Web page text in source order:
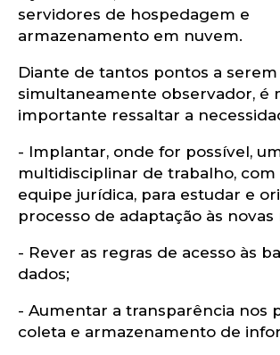
servidores de hospedagem e
armazenamento em nuvem.
Diante de tantos pontos a serem
simultaneamente observador, é
importante ressaltar a
- Implantar, onde for possível,
multidisciplinar de trabalho, com
equipe jurídica, para estudar e
processo de adaptação às novas
- Rever as regras de acesso às
dados;
- Aumentar a transparência nos
coleta e armazenamento de